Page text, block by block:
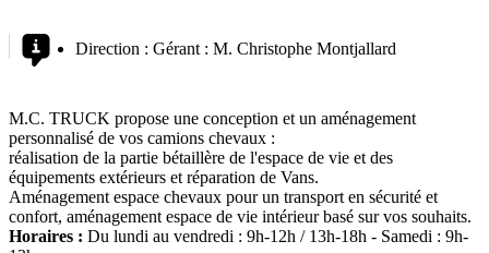
Direction : Gérant : M. Christophe Montjallard
M.C. TRUCK propose une conception et un aménagement
personnalisé de vos camions chevaux :
réalisation de la partie bétaillère de l'espace de vie et des
équipements extérieurs et réparation de Vans.
Aménagement espace chevaux pour un transport en sécurité et
confort, aménagement espace de vie intérieur basé sur vos souhaits.
Horaires : Du lundi au vendredi : 9h-12h / 13h-18h - Samedi : 9h-